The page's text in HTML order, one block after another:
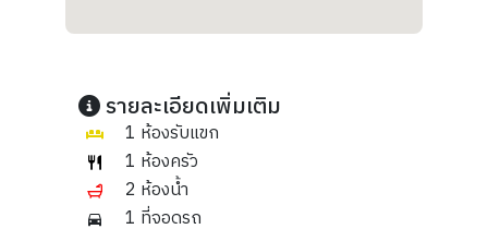
รายละเอียดเพิ่มเติม
1 ห้องรับแขก
1 ห้องครัว
2 ห้องน้ำ
1 ที่จอดรถ